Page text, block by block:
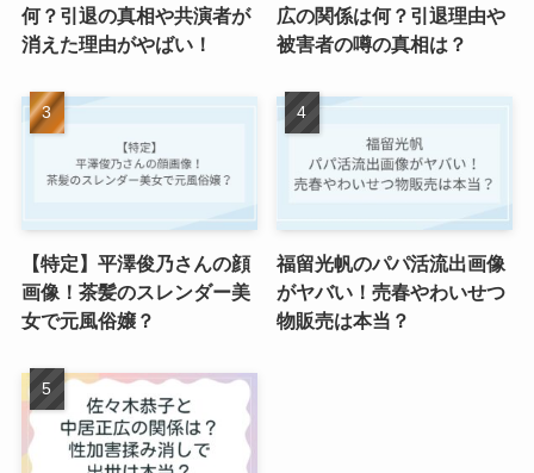
何？引退の真相や共演者が
消えた理由がやばい！
広の関係は何？引退理由や
被害者の噂の真相は？
【特定】平澤俊乃さんの顔
画像！茶髪のスレンダー美
女で元風俗嬢？
福留光帆のパパ活流出画像
がヤバい！売春やわいせつ
物販売は本当？